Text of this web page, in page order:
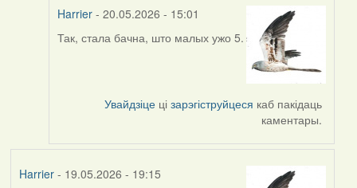
Harrier - 20.05.2026 - 15:01
In
Так, стала бачна, што малых ужо 5.
Увайдзіце цізарэгіструйцеся каб пакідаць
каментары.
Harrier- 19.05.2026 - 19:15